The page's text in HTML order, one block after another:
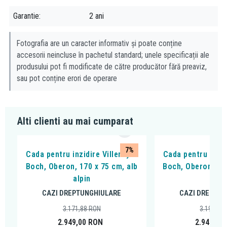
sunt durabile, raspund nevoilor clientilor si contribuie la cresterea
calitatii vietii.
Garantie 2 ani
Fotografia are un caracter informativ și poate conține
accesorii neincluse în pachetul standard; unele specificații ale
produsului pot fi modificate de către producător fără preaviz,
sau pot conține erori de operare
Alti clienti au mai cumparat
7%
Cada pentru inzidire Villeroy &
Boch, Oberon, 170 x 75 cm, alb
alpin
CAZI DREPTUNGHIULARE
2.949,00 RON
3.171,88RON
Cada pentru
Boch, Oberon,
CAZI
2.949,00
3.198,76